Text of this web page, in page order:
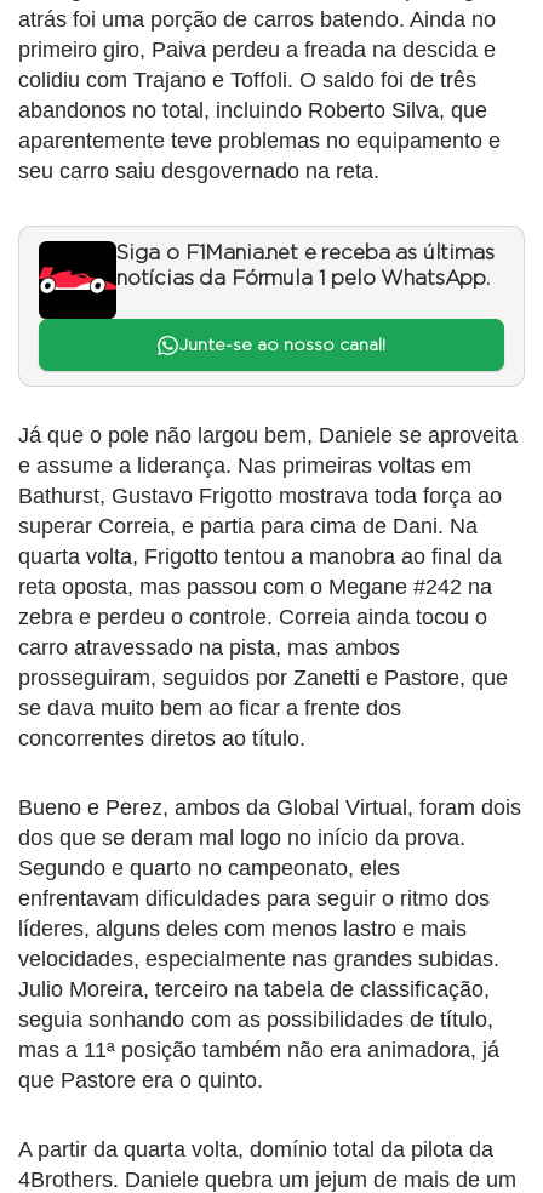
atrás foi uma porção de carros batendo. Ainda no
primeiro giro, Paiva perdeu a freada na descida e
colidiu com Trajano e Toffoli. O saldo foi de três
abandonos no total, incluindo Roberto Silva, que
aparentemente teve problemas no equipamento e
seu carro saiu desgovernado na reta.
Siga o F1Mania.net e receba as últimas
notícias da Fórmula 1 pelo WhatsApp.
Junte-se ao nosso canal!
Já que o pole não largou bem, Daniele se aproveita
e assume a liderança. Nas primeiras voltas em
Bathurst, Gustavo Frigotto mostrava toda força ao
superar Correia, e partia para cima de Dani. Na
quarta volta, Frigotto tentou a manobra ao final da
reta oposta, mas passou com o Megane #242 na
zebra e perdeu o controle. Correia ainda tocou o
carro atravessado na pista, mas ambos
prosseguiram, seguidos por Zanetti e Pastore, que
se dava muito bem ao ficar a frente dos
concorrentes diretos ao título.
Bueno e Perez, ambos da Global Virtual, foram dois
dos que se deram mal logo no início da prova.
Segundo e quarto no campeonato, eles
enfrentavam dificuldades para seguir o ritmo dos
líderes, alguns deles com menos lastro e mais
velocidades, especialmente nas grandes subidas.
Julio Moreira, terceiro na tabela de classificação,
seguia sonhando com as possibilidades de título,
mas a 11ª posição também não era animadora, já
que Pastore era o quinto.
A partir da quarta volta, domínio total da pilota da
4Brothers. Daniele quebra um jejum de mais de um